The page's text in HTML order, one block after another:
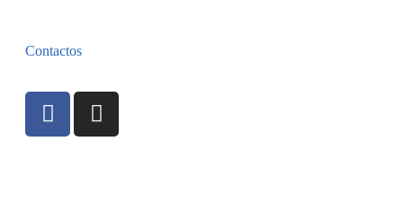
Contactos